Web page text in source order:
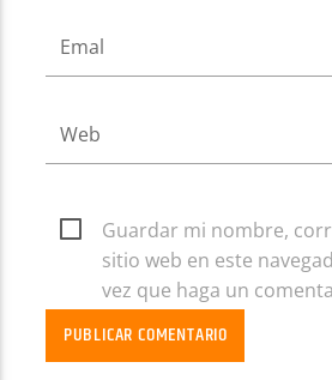
Guardar mi nombre,
sitio web en este
vez que haga un